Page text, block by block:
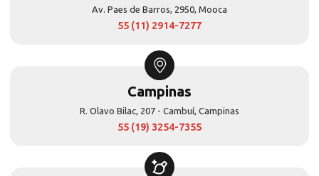
Av. Paes de Barros, 2950, Mooca
55 (11) 2914-7277
Campinas
R. Olavo Bilac, 207 - Cambuí, Campinas
55 (19) 3254-7355